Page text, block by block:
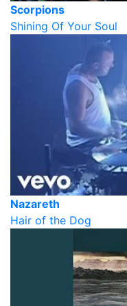
Scorpions
Shining Of Your Soul
Nazareth
Hair of the Dog